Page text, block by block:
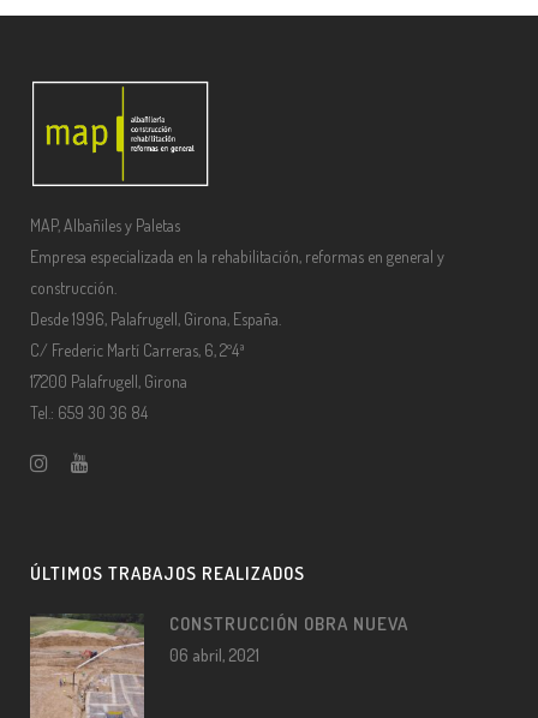
MAP, Albañiles y Paletas
Empresa especializada en la rehabilitación, reformas en general y
construcción.
Desde 1996, Palafrugell, Girona, España.
C/ Frederic Martí Carreras, 6, 2º4ª
17200 Palafrugell, Girona
Tel.: 659 30 36 84
ÚLTIMOS TRABAJOS REALIZADOS
CONSTRUCCIÓN OBRA NUEVA
06 abril, 2021